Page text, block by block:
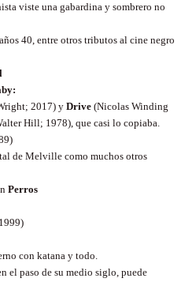
viste una gabardina y sombrero no
40, entre otros tributos al cine negro
2017) y Drive (Nicolas Winding
Hill; 1978), que casi lo copiaba.
de Melville como muchos otros
Perros
con katana y todo.
el paso de su medio siglo, puede